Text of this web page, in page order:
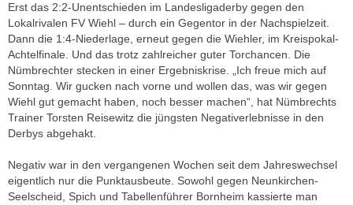
Erst das 2:2-Unentschieden im Landesligaderby gegen den
Lokalrivalen FV Wiehl – durch ein Gegentor in der Nachspielzeit.
Dann die 1:4-Niederlage, erneut gegen die Wiehler, im Kreispokal-
Achtelfinale. Und das trotz zahlreicher guter Torchancen. Die
Nümbrechter stecken in einer Ergebniskrise. „Ich freue mich auf
Sonntag. Wir gucken nach vorne und wollen das, was wir gegen
Wiehl gut gemacht haben, noch besser machen“, hat Nümbrechts
Trainer Torsten Reisewitz die jüngsten Negativerlebnisse in den
Derbys abgehakt.
Negativ war in den vergangenen Wochen seit dem Jahreswechsel
eigentlich nur die Punktausbeute. Sowohl gegen Neunkirchen-
Seelscheid, Spich und Tabellenführer Bornheim kassierte man